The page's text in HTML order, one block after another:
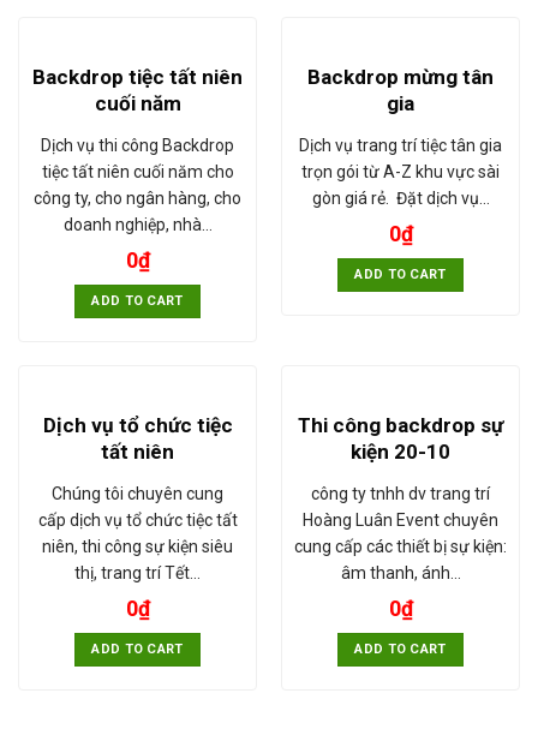
Backdrop tiệc tất niên
cuối năm
Dịch vụ thi công Backdrop
tiệc tất niên cuối năm cho
công ty, cho ngân hàng, cho
doanh nghiệp, nhà…
0₫
ADD TO CART
Backdrop mừng tân
gia
Dịch vụ trang trí tiệc tân gia
trọn gói từ A-Z khu vực sài
gòn giá rẻ. Đặt dịch vụ…
0₫
ADD TO CART
Dịch vụ tổ chức tiệc
tất niên
Chúng tôi chuyên cung
cấp dịch vụ tổ chức tiệc tất
niên, thi công sự kiện siêu
thị, trang trí Tết…
0₫
ADD TO CART
Thi công backdrop sự
kiện 20-10
công ty tnhh dv trang trí
Hoàng Luân Event chuyên
cung cấp các thiết bị sự kiện:
âm thanh, ánh…
0₫
ADD TO CART